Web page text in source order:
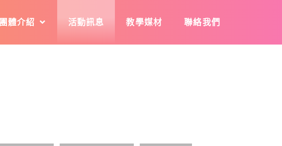
團體介紹 活動訊息 教學媒材 聯絡我們